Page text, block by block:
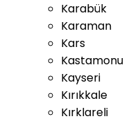
Karabük
Karaman
Kars
Kastamonu
Kayseri
Kırıkkale
Kırklareli